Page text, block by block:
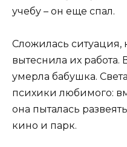
учебу – он еще спал.
Сложилась ситуация,
вытеснила их работа.
умерла бабушка.
психики любимого:
она пыталась
кино и парк.